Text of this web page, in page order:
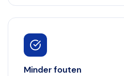
Minder fouten